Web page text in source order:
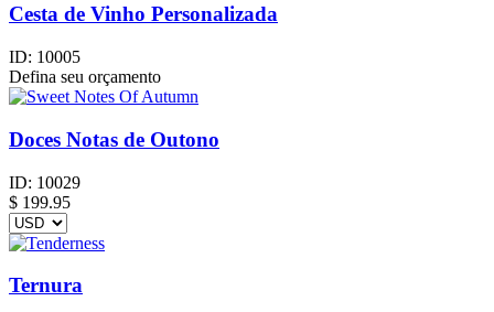
Cesta de Vinho Personalizada
ID: 10005
Defina seu orçamento
Doces Notas de Outono
ID: 10029
$ 199.95
Ternura